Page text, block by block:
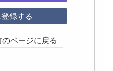
録する
のページに戻る